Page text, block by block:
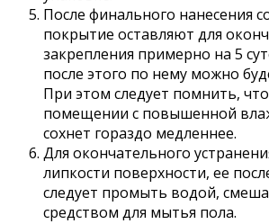
После финального нанесения
покрытие оставляют для
закрепления примерно на 5
после этого по нему можно
При этом следует помнить,
помещении с повышенной
сохнет гораздо медленнее.
Для окончательного
липкости поверхности, ее
следует промыть водой,
средством для мытья пола.